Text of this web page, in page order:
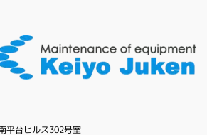
平台ヒルス302号室